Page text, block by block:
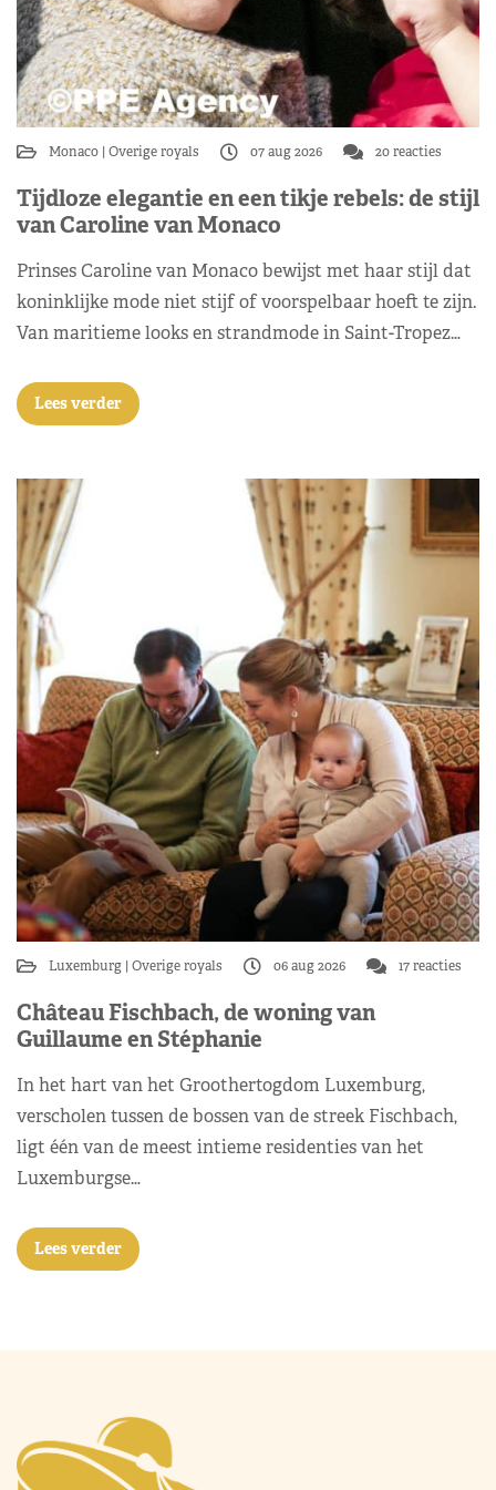
Monaco Overige royals 07 aug 2026 20 reacties
Tijdloze elegantie en een tikje rebels: de stijl
van Caroline van Monaco
Prinses Caroline van Monaco bewijst met haar stijl dat
koninklijke mode niet stijf of voorspelbaar hoeft te zijn.
Van maritieme looks en strandmode in Saint-Tropez…
Lees verder
Luxemburg Overige royals 06 aug 2026 17 reacties
Château Fischbach, de woning van
Guillaume en Stéphanie
In het hart van het Groothertogdom Luxemburg,
verscholen tussen de bossen van de streek Fischbach,
ligt één van de meest intieme residenties van het
Luxemburgse…
Lees verder